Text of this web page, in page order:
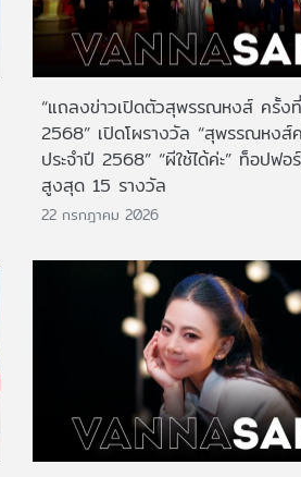
“แถลงข่าวเปิดตัวสุพรรณหงส์ ครั้ง
2568” เปิดโผรางวัล “สุพรรณหง
ประจำปี 2568” “ผีใช้ได้ค่ะ” ท็อปฟอ
สูงสุด 15 รางวัล
22 กรกฎาคม 2026